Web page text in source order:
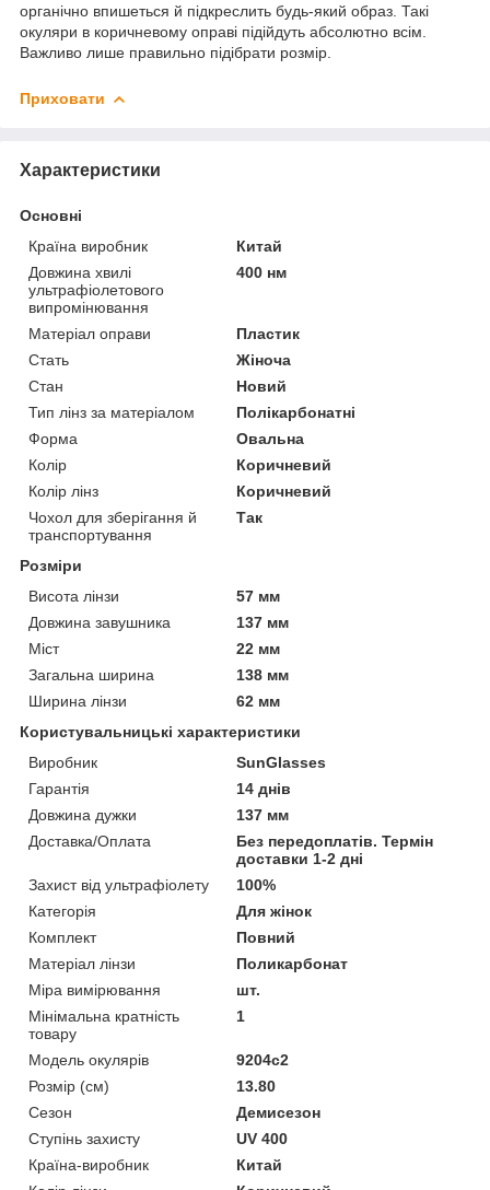
органічно впишеться й підкреслить будь-який образ. Такі
окуляри в коричневому оправі підійдуть абсолютно всім.
Важливо лише правильно підібрати розмір.
Приховати
Характеристики
Основні
Країна виробник
Китай
Довжина хвилі
ультрафіолетового
випромінювання
400 нм
Матеріал оправи
Пластик
Стать
Жіноча
Стан
Новий
Тип лінз за матеріалом
Полікарбонатні
Форма
Овальна
Колір
Коричневий
Колір лінз
Коричневий
Чохол для зберігання й
транспортування
Так
Розміри
Висота лінзи
57 мм
Довжина завушника
137 мм
Міст
22 мм
Загальна ширина
138 мм
Ширина лінзи
62 мм
Користувальницькі характеристики
Виробник
SunGlasses
Гарантія
14 днів
Довжина дужки
137 мм
Доставка/Оплата
Без передоплатів. Термін
доставки 1-2 дні
Захист від ультрафіолету
100%
Категорія
Для жінок
Комплект
Повний
Матеріал лінзи
Поликарбонат
Міра вимірювання
шт.
Мінімальна кратність
товару
1
Модель окулярів
9204c2
Розмір (см)
13.80
Сезон
Демисезон
Ступінь захисту
UV 400
Країна-виробник
Китай